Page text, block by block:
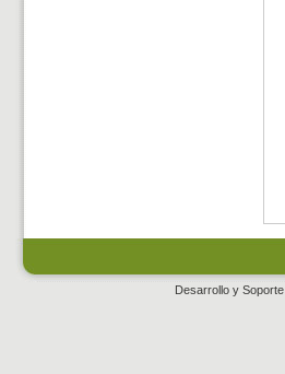
Desarrollo y Soporte